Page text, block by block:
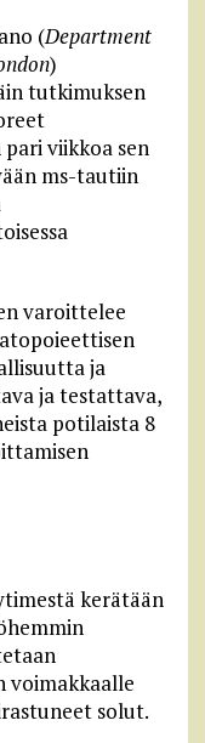
(Department
)
tutkimuksen
viikkoa sen
ms-tautiin
varoittelee
ja
ja testattava,
potilaista 8
kerätään
voimakkaalle
solut.